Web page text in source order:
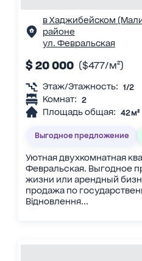
в Хаджибейском
районе
ул. Февральская
$ 20 000 ($477/м²)
Этаж/Этажность: 1/2
Комнат: 2
Площадь общая: 42 м²
Выгодное предложение
Уютная двухкомнатная
Февральская. Выгодное
жизни или арендный
продажа по
Відновлення...